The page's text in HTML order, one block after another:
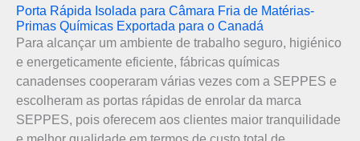
Porta Rápida Isolada para Câmara Fria de Matérias-
Primas Químicas Exportada para o Canadá
Para alcançar um ambiente de trabalho seguro, higiénico
e energeticamente eficiente, fábricas químicas
canadenses cooperaram várias vezes com a SEPPES e
escolheram as portas rápidas de enrolar da marca
SEPPES, pois oferecem aos clientes maior tranquilidade